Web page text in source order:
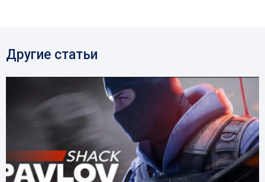
Другие статьи